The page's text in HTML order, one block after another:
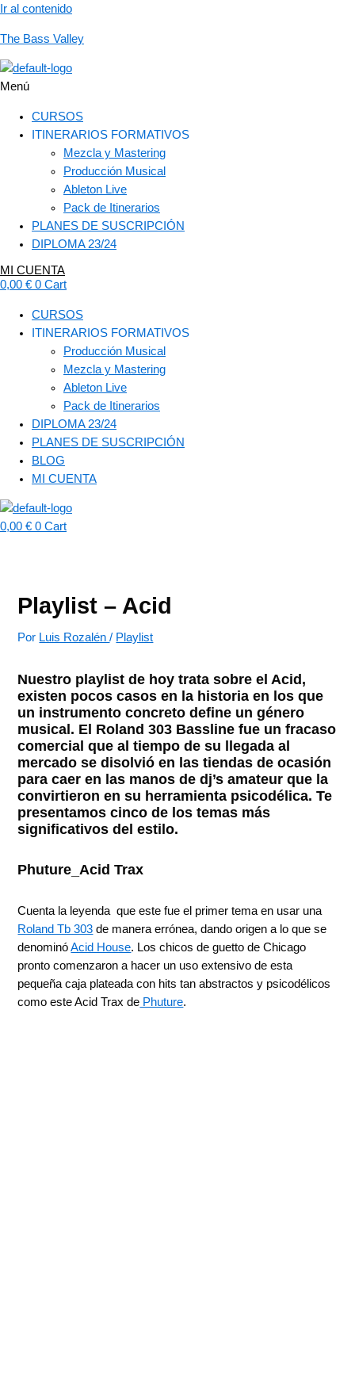
Ir al contenido
The Bass Valley
Menú
CURSOS
ITINERARIOS FORMATIVOS
Mezcla y Mastering
Producción Musical
Ableton Live
Pack de Itinerarios
PLANES DE SUSCRIPCIÓN
DIPLOMA 23/24
MI CUENTA
0,00 € 0 Cart
CURSOS
ITINERARIOS FORMATIVOS
Producción Musical
Mezcla y Mastering
Ableton Live
Pack de Itinerarios
DIPLOMA 23/24
PLANES DE SUSCRIPCIÓN
BLOG
MI CUENTA
0,00 € 0 Cart
Playlist – Acid
Por Luis Rozalén/ Playlist
Nuestro playlist de hoy trata sobre el Acid,
existen pocos casos en la historia en los que
un instrumento concreto define un género
musical. El Roland 303 Bassline fue un fracaso
comercial que al tiempo de su llegada al
mercado se disolvió en las tiendas de ocasión
para caer en las manos de dj’s amateur que la
convirtieron en su herramienta psicodélica. Te
presentamos cinco de los temas más
significativos del estilo.
Phuture_Acid Trax
Cuenta la leyenda que este fue el primer tema en usar una
Roland Tb 303 de manera errónea, dando origen a lo que se
denominóAcid House. Los chicos de guetto de Chicago
pronto comenzaron a hacer un uso extensivo de esta
pequeña caja plateada con hits tan abstractos y psicodélicos
como este Acid Trax de Phuture.